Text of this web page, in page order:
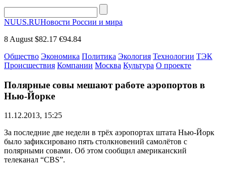
NUUS.RUНовости России и мира
8 August $82.17 €94.84
Общество Экономика Политика Экология Технологии ТЭК
Происшествия Компании Москва Культура О проекте
Полярные совы мешают работе аэропортов в
Нью-Йорке
11.12.2013, 15:25
За последние две недели в трёх аэропортах штата Нью-Йорк
было зафиксировано пять столкновений самолётов с
полярными совами. Об этом сообщил американский
телеканал “CBS”.